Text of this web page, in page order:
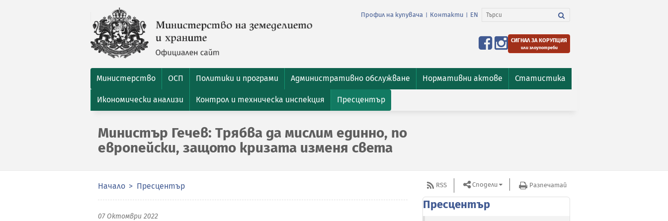
Профил на купувача Контакти EN
СИГНАЛ ЗА КОРУПЦИЯ
или злоупотреби
Министерство ОСП Политики и програми Административно обслужване Нормативни актове Статистика
Икономически анализи Контрол и техническа инспекция Пресцентър
Министър Гечев: Трябва да мислим единно, по
европейски, защото кризата изменя света
Начало Пресцентър
07 Октомври 2022
RSS Сподели Разпечатай
Пресцентър